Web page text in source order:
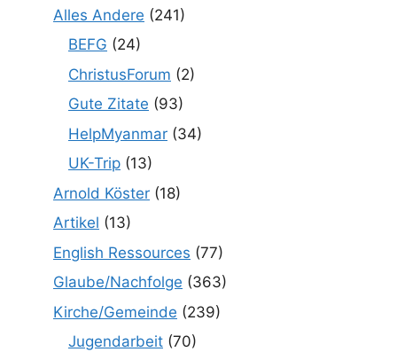
Alles Andere (241)
BEFG (24)
ChristusForum (2)
Gute Zitate (93)
HelpMyanmar (34)
UK-Trip (13)
Arnold Köster (18)
Artikel (13)
English Ressources (77)
Glaube/Nachfolge (363)
Kirche/Gemeinde (239)
Jugendarbeit (70)